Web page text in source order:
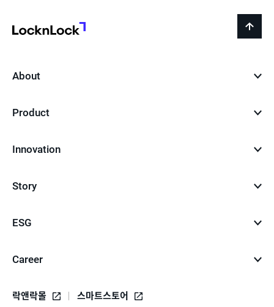
back
About
Product
Innovation
Story
ESG
Career
락앤락몰 스마트스토어